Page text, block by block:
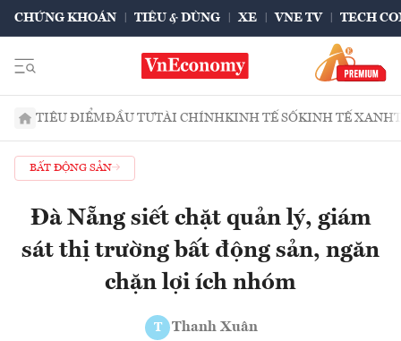
CHỨNG KHOÁN TIÊU & DÙNG XE VNE TV TECH
TIÊU ĐIỂMĐẦU TƯTÀI CHÍNHKINH TẾ SỐKINH TẾ XANH
BẤT ĐỘNG SẢN
Đà Nẵng siết chặt quản lý, giám
sát thị trường bất động sản, ngăn
chặn lợi ích nhóm
T Thanh Xuân